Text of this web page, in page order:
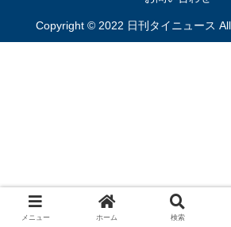
Copyright © 2022 日刊タイニュース
メニュー ホーム 検索